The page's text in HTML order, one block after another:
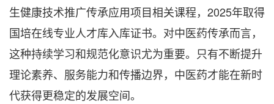
生健康技术推广传承应用项目相关课程，2025年取得
国培在线专业人才库入库证书。对中医药传承而言，
这种持续学习和规范化意识尤为重要。只有不断提升
理论素养、服务能力和传播边界，中医药才能在新时
代获得更稳定的发展空间。